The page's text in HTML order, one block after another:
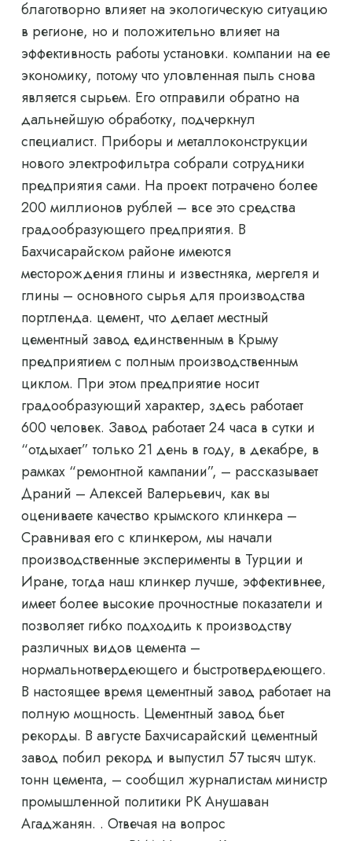
благотворно влияет на экологическую ситуацию
в регионе, но и положительно влияет на
эффективность работы установки. компании на ее
экономику, потому что уловленная пыль снова
является сырьем. Его отправили обратно на
дальнейшую обработку, подчеркнул
специалист. Приборы и металлоконструкции
нового электрофильтра собрали сотрудники
предприятия сами. На проект потрачено более
200 миллионов рублей – все это средства
градообразующего предприятия. В
Бахчисарайском районе имеются
месторождения глины и известняка, мергеля и
глины – основного сырья для производства
портленда. цемент, что делает местный
цементный завод единственным в Крыму
предприятием с полным производственным
циклом. При этом предприятие носит
градообразующий характер, здесь работает
600 человек. Завод работает 24 часа в сутки и
“отдыхает” только 21 день в году, в декабре, в
рамках “ремонтной кампании”, – рассказывает
Драний – Алексей Валерьевич, как вы
оцениваете качество крымского клинкера –
Сравнивая его с клинкером, мы начали
производственные эксперименты в Турции и
Иране, тогда наш клинкер лучше, эффективнее,
имеет более высокие прочностные показатели и
позволяет гибко подходить к производству
различных видов цемента –
нормальнотвердеющего и быстротвердеющего.
В настоящее время цементный завод работает на
полную мощность. Цементный завод бьет
рекорды. В августе Бахчисарайский цементный
завод побил рекорд и выпустил 57 тысяч штук.
тонн цемента, – сообщил журналистам министр
промышленной политики РК Анушаван
Агаджанян. . Отвечая на вопрос